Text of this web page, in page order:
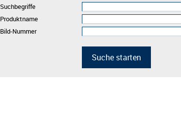
Suchbegriffe
Produktname
Bild-Nummer